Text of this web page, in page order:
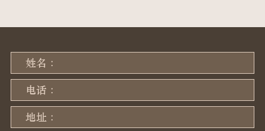
姓名 :
电话 :
地址 :